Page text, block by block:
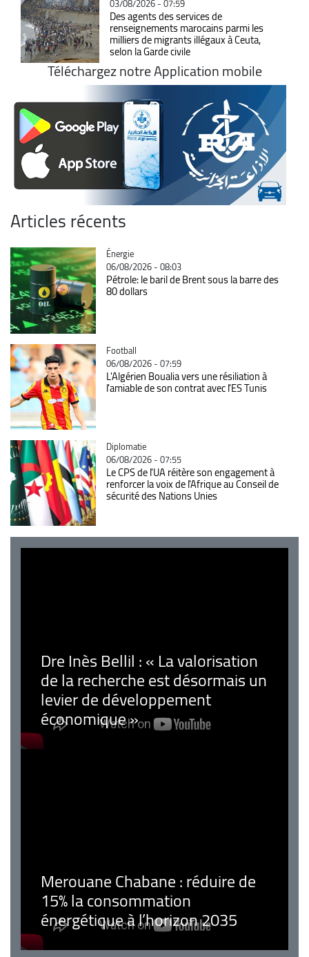
03/08/2026 - 07:59
Des agents des services de
renseignements marocains parmi les
milliers de migrants illégaux à Ceuta,
selon la Garde civile
Téléchargez notre Application mobile
Articles récents
Catégorie
Énergie
06/08/2026 - 08:03
Pétrole: le baril de Brent sous la barre des
80 dollars
Catégorie
Football
06/08/2026 - 07:59
L'Algérien Boualia vers une résiliation à
l'amiable de son contrat avec l'ES Tunis
Catégorie
Diplomatie
06/08/2026 - 07:55
Le CPS de l'UA réitère son engagement à
renforcer la voix de l'Afrique au Conseil de
sécurité des Nations Unies
Dre Inès Bellil : « La valorisation
de la recherche est désormais un
levier de développement
économique »
Merouane Chabane : réduire de
15% la consommation
énergétique à l’horizon 2035